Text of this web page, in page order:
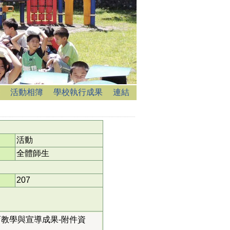
活動相簿 學校執行成果 連結
活動
全體師生
207
學與宣導成果-附件資